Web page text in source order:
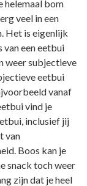
helemaal bom
veel in een
Het is eigenlijk
van een eetbui
weer subjectieve
eetbui
vanaf
vind je
inclusief jij
van
Boos kan je
snack toch weer
zijn dat je heel